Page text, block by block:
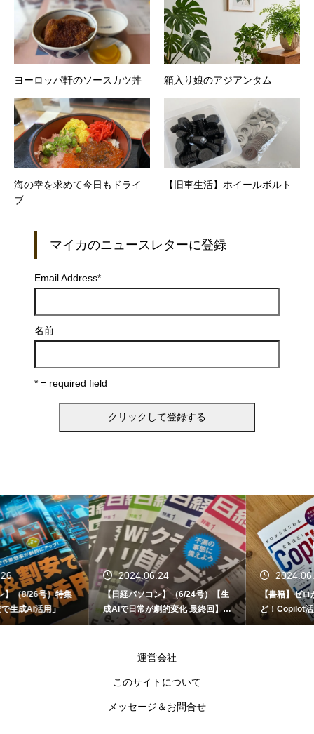
ヨーロッパ軒のソースカツ丼 箱入り娘のアジアンタム
海の幸を求めて今日もドライ
ブ
【旧車生活】ホイールボルト
マイカのニュースレターに登録
Email Address*
名前
* = required field
2024.06.24
【日経パソコン】（6/24号）【生
成AIで日常が劇的変化 最終回】 A
I時代のアプリケーション／サービ
2024.06.12
【書籍】ゼロからはじめる なるほ
ど！Copilot活用術（技術評論社）
運営会社
このサイトについて
メッセージ＆お問合せ